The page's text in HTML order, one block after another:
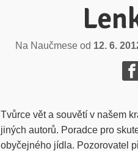
Na Naučmese od 12. 6.
Tvůrce vět a souvětí v našem
jiných autorů. Poradce pro
obyčejného jídla. Pozorovatel